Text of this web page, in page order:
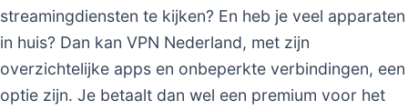
streamingdiensten te kijken? En heb je veel apparaten
in huis? Dan kan VPN Nederland, met zijn
overzichtelijke apps en onbeperkte verbindingen, een
optie zijn. Je betaalt dan wel een premium voor het